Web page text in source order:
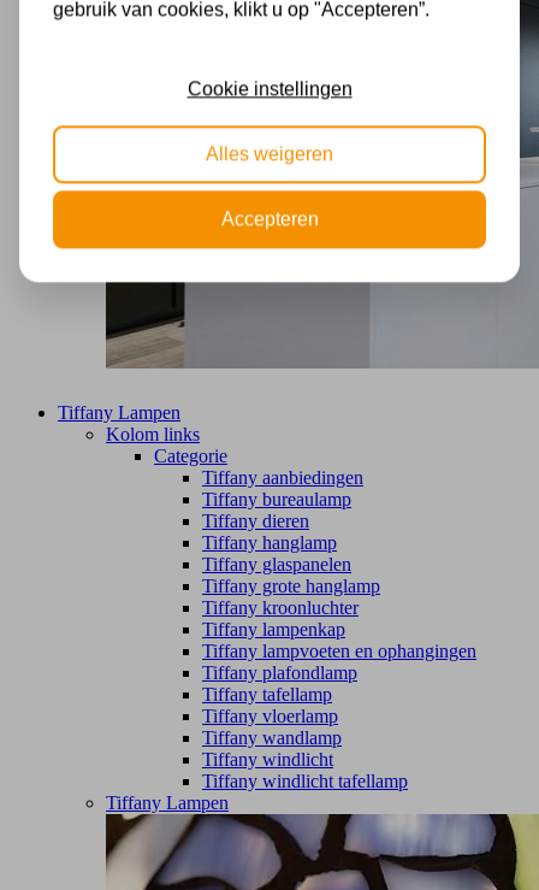
Tiffany Lampen
Kolom links
Categorie
Tiffany aanbiedingen
Tiffany bureaulamp
Tiffany dieren
Tiffany hanglamp
Tiffany glaspanelen
Tiffany grote hanglamp
Tiffany kroonluchter
Tiffany lampenkap
Tiffany lampvoeten en ophangingen
Tiffany plafondlamp
Tiffany tafellamp
Tiffany vloerlamp
Tiffany wandlamp
Tiffany windlicht
Tiffany windlicht tafellamp
Tiffany Lampen
gebruik van cookies, klikt u op "Accepteren”.
Cookie instellingen
Alles weigeren
Accepteren